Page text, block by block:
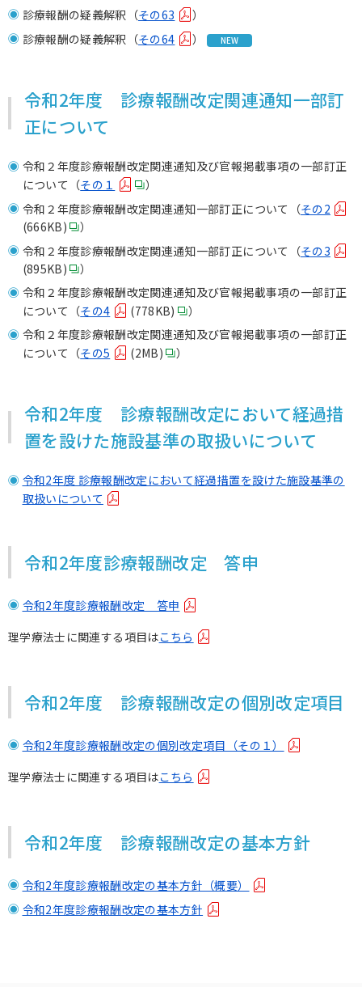
診療報酬の疑義解釈（その63
）
診療報酬の疑義解釈（その64 ） NEW
令和2年度 診療報酬改定関連通知一部訂
正について
令和２年度診療報酬改定関連通知及び官報掲載事項の一部訂正
について（その１
）
令和２年度診療報酬改定関連通知一部訂正について（その2
(666KB)
）
令和２年度診療報酬改定関連通知一部訂正について（その3
(895KB)
）
令和２年度診療報酬改定関連通知及び官報掲載事項の一部訂正
について（その4 (778KB)
）
令和２年度診療報酬改定関連通知及び官報掲載事項の一部訂正
について（その5 (2MB) ）
令和2年度 診療報酬改定において経過措
置を設けた施設基準の取扱いについて
令和2年度 診療報酬改定において経過措置を設けた施設基準の
取扱いについて
令和2年度診療報酬改定 答申
令和2年度診療報酬改定 答申
理学療法士に関連する項目はこちら
令和2年度 診療報酬改定の個別改定項目
令和2年度診療報酬改定の個別改定項目（その１）
理学療法士に関連する項目はこちら
令和2年度 診療報酬改定の基本方針
令和2年度診療報酬改定の基本方針（概要）
令和2年度診療報酬改定の基本方針